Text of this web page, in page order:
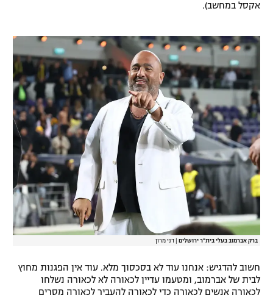
לוח דרושים – ג'ובנט
תגיות
המגזין
אקסל במחשב).
ברק אברמוב בעלי בית"ר ירושלים דני מרון
חשוב להדגיש: אנחנו עוד לא בסכסוך מלא. עוד אין הפגנות מחוץ
לבית של אברמוב, ומטעמו עדיין לכאורה לא לכאורה נשלחו
לכאורה אנשים לכאורה כדי לכאורה להעביר לכאורה מסרים